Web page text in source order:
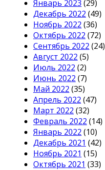
Январь 2023 (29)
Декабрь 2022 (49)
Ноябрь 2022 (36)
Октябрь 2022 (72)
Сентябрь 2022 (24)
Август 2022 (5)
Июль 2022 (2)
Июнь 2022 (7)
Май 2022 (35)
Апрель 2022 (47)
Март 2022 (32)
Февраль 2022 (14)
Январь 2022 (10)
Декабрь 2021 (42)
Ноябрь 2021 (15)
Октябрь 2021 (33)